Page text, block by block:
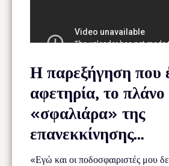
Η παρεξήγηση που
αφετηρία, το πλάνο
«σφαλιάρα» της
επανεκκίνησης…
«Εγώ και οι ποδοσφαιριστές μου